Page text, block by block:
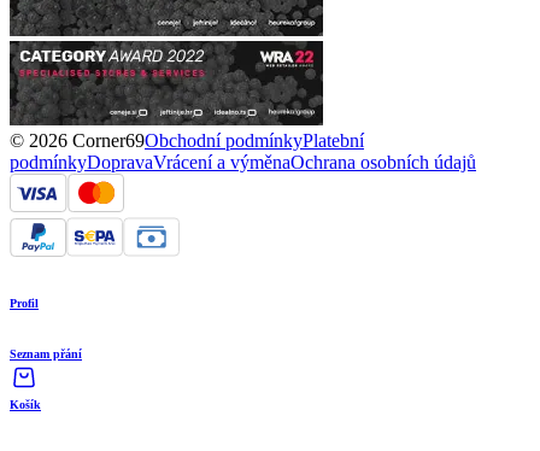
© 2026 Corner69Obchodní podmínkyPlatební
podmínkyDopravaVrácení a výměnaOchrana osobních údajů
Profil
Seznam přání
Košík